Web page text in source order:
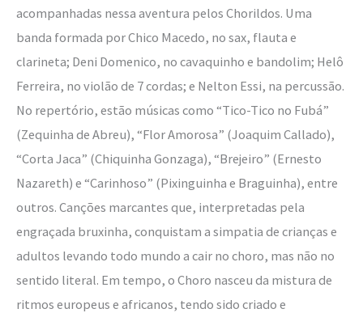
acompanhadas nessa aventura pelos Chorildos. Uma
banda formada por Chico Macedo, no sax, flauta e
clarineta; Deni Domenico, no cavaquinho e bandolim; Helô
Ferreira, no violão de 7 cordas; e Nelton Essi, na percussão.
No repertório, estão músicas como “Tico-Tico no Fubá”
(Zequinha de Abreu), “Flor Amorosa” (Joaquim Callado),
“Corta Jaca” (Chiquinha Gonzaga), “Brejeiro” (Ernesto
Nazareth) e “Carinhoso” (Pixinguinha e Braguinha), entre
outros. Canções marcantes que, interpretadas pela
engraçada bruxinha, conquistam a simpatia de crianças e
adultos levando todo mundo a cair no choro, mas não no
sentido literal. Em tempo, o Choro nasceu da mistura de
ritmos europeus e africanos, tendo sido criado e